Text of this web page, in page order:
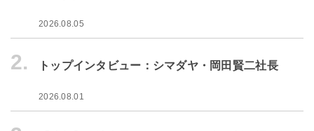
2026.08.05
2. トップインタビュー：シマダヤ・岡田賢二社長
2026.08.01